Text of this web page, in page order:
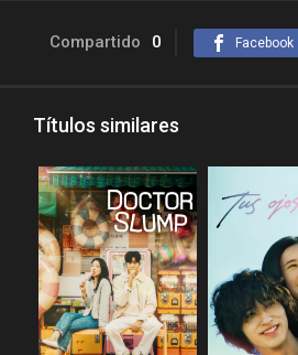
Compartido 0 Facebook
Títulos similares